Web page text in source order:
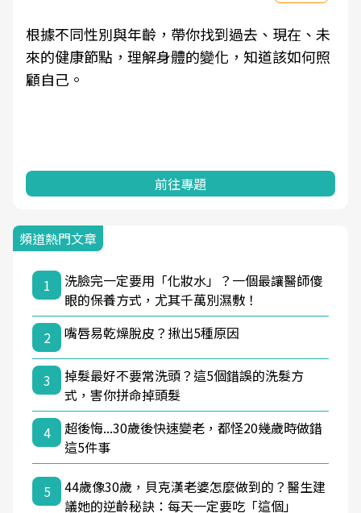
根據不同性別與年齡，帶你找到過去、現在、未
來的健康節點，理解身體的變化，知道該如何照
顧自己。
前往專題
頻道熱門文章
1
洗臉完一定要用「化妝水」？一個最讓醫師傻
眼的保養方式，尤其千萬別濕敷！
2
嘴唇易乾燥脫皮？揪出5種原因
3
掉髮最好不要常洗頭？這5個錯誤的洗髮方
式，害你拼命掉頭髮
4
超後悔...30歲後快速變老，都怪20幾歲時做錯
這5件事
5
44歲像30歲，貝克漢老婆怎麼做到的？醫生建
議她的逆齡秘訣：每天一定要吃「這個」